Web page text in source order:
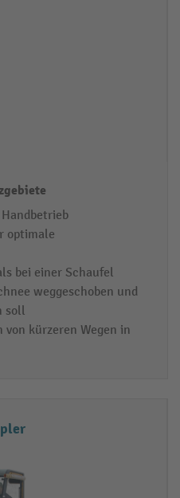
optimale
bei einer Schaufel
weggeschoben und
soll
von kürzeren Wegen in